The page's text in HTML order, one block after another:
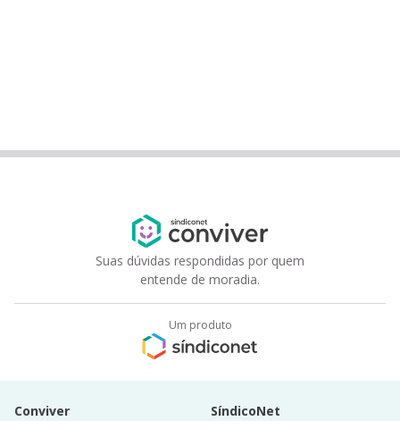
Suas dúvidas respondidas por quem
entende de moradia.
Um produto
Conviver
SíndicoNet